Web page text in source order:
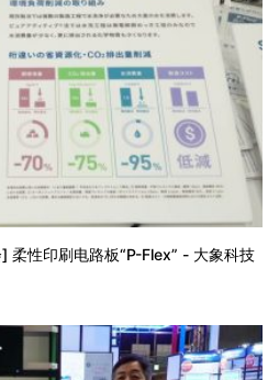
性印刷电路板“P-Flex” - 大象科技